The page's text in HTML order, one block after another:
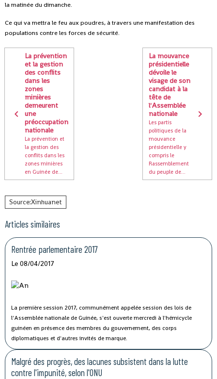
la matinée du dimanche.
Ce qui va mettra le feu aux poudres, à travers une manifestation des
populations contre les forces de sécurité.
La prévention
et la gestion
des conflits
dans les
zones
minières
demeurent
une
préoccupation
nationale
La prévention et
la gestion des
conflits dans les
zones minières
en Guinée de...
La mouvance
présidentielle
dévoile le
visage de son
candidat à la
tête de
l'Assemblée
nationale
Les partis
politiques de la
mouvance
présidentielle y
compris le
Rassemblement
du peuple de...
Source:Xinhuanet
Articles similaires
Rentrée parlementaire 2017
Le 08/04/2017
La première session 2017, communément appelée session des lois de
l'Assemblée nationale de Guinée, s'est ouverte mercredi à l'hémicycle
guinéen en présence des membres du gouvernement, des corps
diplomatiques et d'autres invités de marque.
Malgré des progrès, des lacunes subsistent dans la lutte
contre l'impunité, selon l'ONU